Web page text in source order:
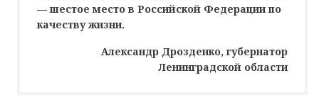
— шестое место в Российской Федерации по
качеству жизни.
Александр Дрозденко, губернатор
Ленинградской области